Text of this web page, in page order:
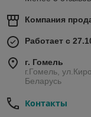
Компания
Работает с
г. Гомель
г.Гомель,
Беларусь
Контакты